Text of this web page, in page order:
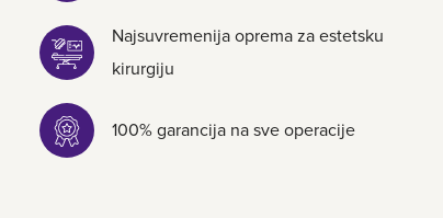
Najsuvremenija oprema za estetsku
kirurgiju
100% garancija na sve operacije